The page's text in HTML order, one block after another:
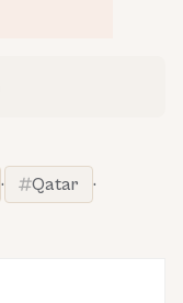
· Qatar
·